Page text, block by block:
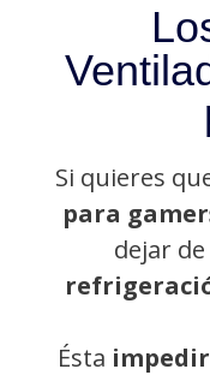
Si quieres
para
dejar
Ésta